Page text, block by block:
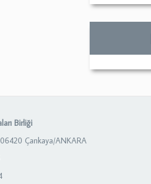
Birliği
Çankaya/ANKARA